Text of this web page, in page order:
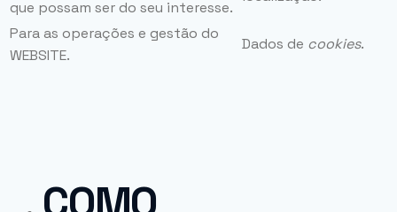
que possam ser do seu interesse.
Para as operações e gestão do
WEBSITE.
Dados de cookies.